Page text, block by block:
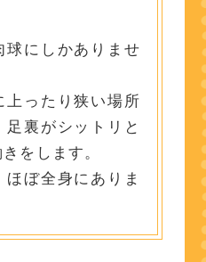
球にしかありませ
上ったり狭い場所
足裏がシットリと
をします。
ぼ全身にありま